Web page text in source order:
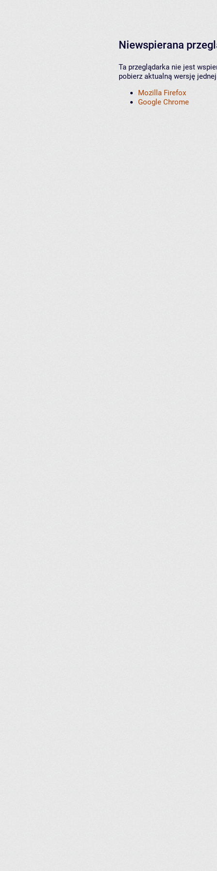
Niewspierana
Ta przeglądarka nie jest
pobierz aktualną wersję
Mozilla Firefox
Google Chrome